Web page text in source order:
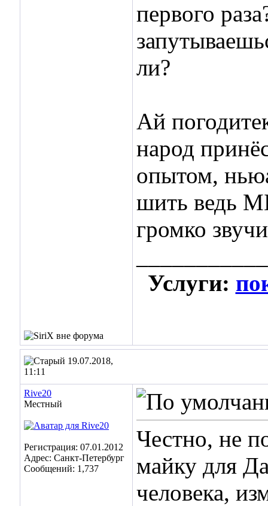
первого
ли?
Ай
народ
опытом,
шить ведь
громко
Услуги:
19.07.2018,
11:11
Rive20
Местный
Регистрация: 07.01.2012
Адрес: Санкт-Петербург
Сообщений: 1,737
Честно, не
майку для
человека,